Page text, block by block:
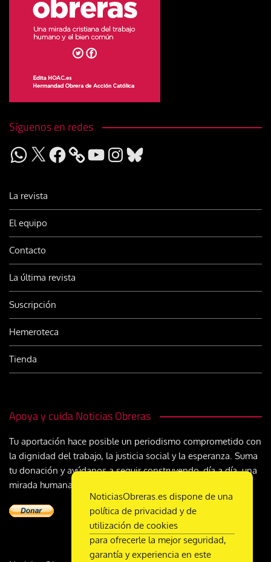
Síguenos en redes
WhatsApp
X Facebook YouTubeInstagram
Bluesky
La revista
El equipo
Contacto
La última revista
Suscripción
Hemeroteca
Tienda
Apoya y cuida Noticias Obreras
Tu aportación hace posible un periodismo comprometido con
la dignidad del trabajo, la justicia social y la esperanza. Suma
tu donación y ayúdanos a seguir construyendo, día a día, una
mirada humana y cristiana sobre el mundo del trabajo
NoticiasObreras.es dispone de una
política de privacidad y de
utilización de cookies
para ofrecerle la mejor seguridad,
garantía y experiencia en este